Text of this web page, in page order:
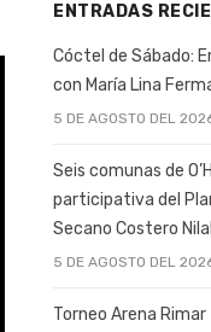
ENTRADAS
Cóctel de Sábado:
con María Lina
5 DE AGOSTO DEL
Seis comunas de
participativa del
Secano Costero
5 DE AGOSTO DEL
Torneo Arena